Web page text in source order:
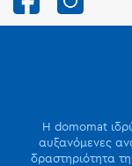
Η domomat
αυξανόμενες
δραστηριότητα